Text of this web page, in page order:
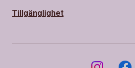
Tillgänglighet